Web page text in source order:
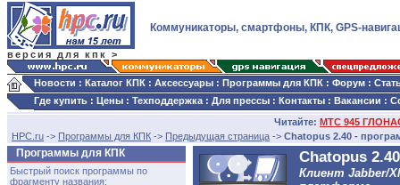
версия для кпк >
Коммуникаторы, смартфоны, КПК, GPS-
Новости : Каталог КПК : Аксессуары : Программы для КПК : Форум :
Где купить : Цены : Техподдержка : Для прессы : Контакты : Вакансии :
Читайте: МТС 945
HPC.ru -> Программы для КПК -> Предыдущая страница -> Chatopus 2.40 -
Программы для КПК
Быстрый поиск программы по
фрагменту названия:
Chatopus 2.40
Клиент Jabber/